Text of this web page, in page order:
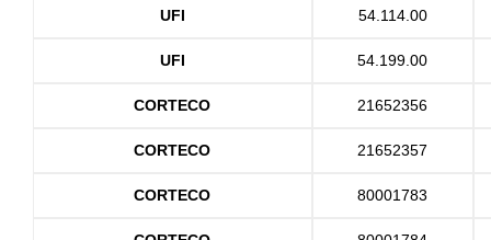
UFI 54.114.00
UFI 54.199.00
CORTECO 21652356
CORTECO 21652357
CORTECO 80001783